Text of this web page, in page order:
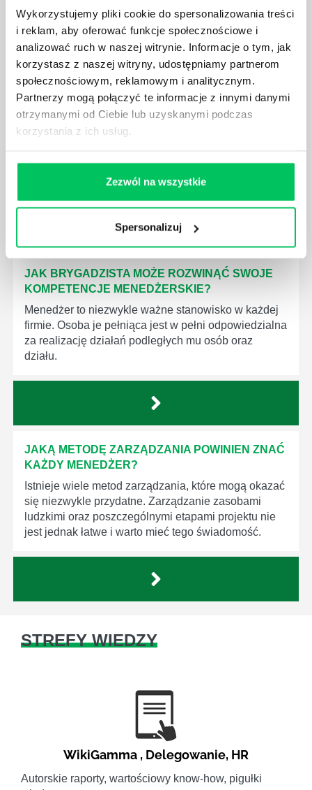
Wykorzystujemy pliki cookie do spersonalizowania treści
i reklam, aby oferować funkcje społecznościowe i
analizować ruch w naszej witrynie. Informacje o tym, jak
korzystasz z naszej witryny, udostępniamy partnerom
społecznościowym, reklamowym i analitycznym.
Partnerzy mogą połączyć te informacje z innymi danymi
otrzymanymi od Ciebie lub uzyskanymi podczas
korzystania z ich usług.
Zezwól na wszystkie
Spersonalizuj
JAKIE UMIEJĘTNOŚCI MENEDŻERSKIE
POWINIEN MIEĆ BRYGADZISTA?
Nawet zespół złożony z doskonale wykształconych i
kompetentnych pracowników nie będzie w stanie
sprawnie realizować swoich zadań, jeśli zabraknie w
niezbędna jest osoba nadzorująca wszystkie
czynności wykonywane przez pracowników.
JAK BRYGADZISTA MOŻE ROZWINĄĆ SWOJE
KOMPETENCJE MENEDŻERSKIE?
Menedżer to niezwykle ważne stanowisko w każdej
firmie. Osoba je pełniąca jest w pełni odpowiedzialna
za realizację działań podległych mu osób oraz
działu.
JAKĄ METODĘ ZARZĄDZANIA POWINIEN ZNAĆ
KAŻDY MENEDŻER?
Istnieje wiele metod zarządzania, które mogą okazać
się niezwykle przydatne. Zarządzanie zasobami
ludzkimi oraz poszczególnymi etapami projektu nie
jest jednak łatwe i warto mieć tego świadomość.
STREFY WIEDZY
WikiGamma , Delegowanie, HR
Autorskie raporty, wartościowy know-how, pigułki